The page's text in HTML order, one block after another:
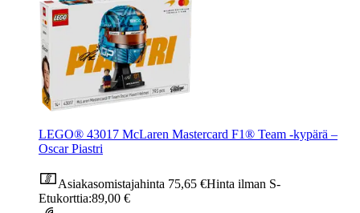
LEGO® 43017 McLaren Mastercard F1® Team ‑kypärä –
Oscar Piastri
Asiakasomistajahinta 75,65 €Hinta ilman S-
Etukorttia:89,00 €